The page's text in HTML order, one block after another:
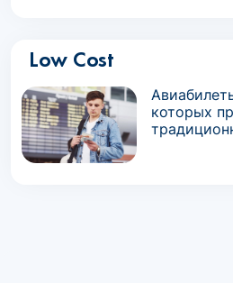
Low Cost
которых